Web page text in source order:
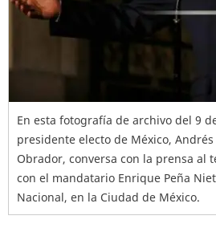
En esta fotografía de archivo del 9
presidente electo de México,
Obrador, conversa con la prensa al
con el mandatario Enrique Peña
Nacional, en la Ciudad de México.